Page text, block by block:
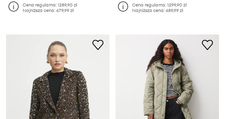
Cena regularna:1289,90 zł
Najniższa cena:679,99 zł
Cena regularna:1299,90 zł
Najniższa cena:689,99 zł